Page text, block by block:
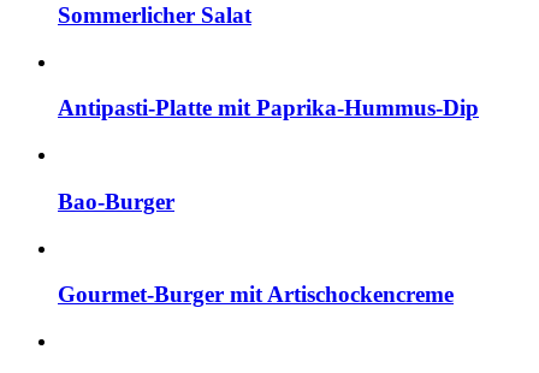
Sommerlicher Salat
Antipasti-Platte mit Paprika-Hummus-Dip
Bao-Burger
Gourmet-Burger mit Artischockencreme